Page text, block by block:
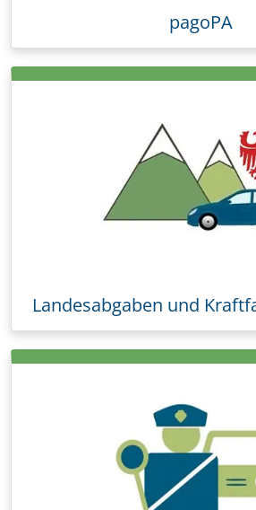
pagoPA
Landesabgaben und